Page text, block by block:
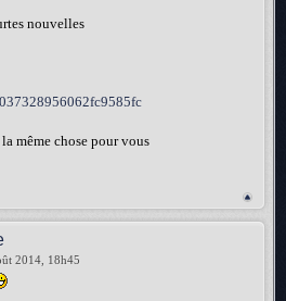
nouvelles
même chose pour vous
2014, 18h45